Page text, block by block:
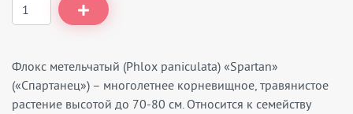
Флокс метельчатый (Phlox paniculata) «Spartan»
(«Спартанец») – многолетнее корневищное, травянистое
растение высотой до 70-80 см. Относится к семейству